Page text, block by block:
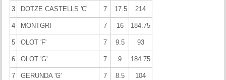
Memòries
Teoria i problemes
Obertures
Problemes
3 DOTZE CASTELLS 'C' 7 17.5 214
4 MONTGRI 7 16 184.75
5 OLOT 'F' 7 9.5 93
6 OLOT 'G' 7 9 184.75
7 GERUNDA 'G' 7 8.5 104